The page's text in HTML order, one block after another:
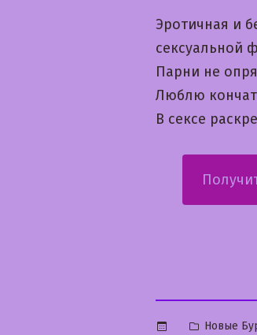
Эротичная и
сексуальной
Парни не
Люблю
В сексе
Новые